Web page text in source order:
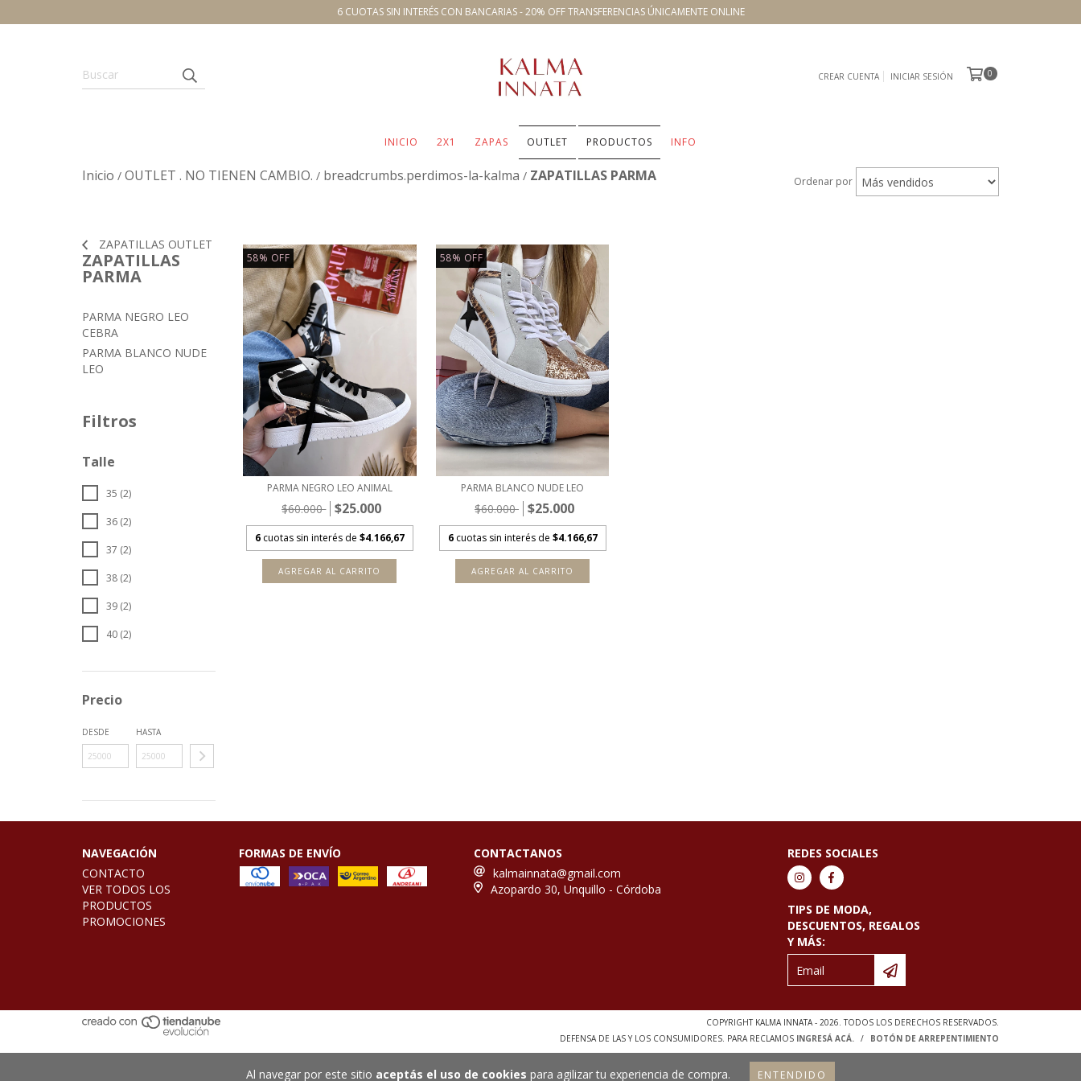
Al navegar por este sitio aceptás el uso de cookies para agilizar tu experiencia de compra. ENTENDIDO
6 CUOTAS SIN INTERÉS CON BANCARIAS - 20% OFF TRANSFERENCIAS ÚNICAMENTE ONLINE
CREAR CUENTA INICIAR SESIÓN 0
INICIO 2X1 ZAPAS OUTLET PRODUCTOS INFO
Inicio / OUTLET . NO TIENEN CAMBIO. / breadcrumbs.perdimos-la-kalma / ZAPATILLAS PARMA Ordenar por
ZAPATILLAS OUTLET
ZAPATILLAS
PARMA
PARMA NEGRO LEO
CEBRA
PARMA BLANCO NUDE
LEO
Filtros
Talle
35 (2)
36 (2)
37 (2)
38 (2)
39 (2)
40 (2)
Precio
DESDE HASTA
58% OFF
PARMA NEGRO LEO ANIMAL
$60.000 $25.000
6 cuotas sin interés de $4.166,67
AGREGAR AL CARRITO
58% OFF
PARMA BLANCO NUDE LEO
$60.000 $25.000
6 cuotas sin interés de $4.166,67
AGREGAR AL CARRITO
NAVEGACIÓN
CONTACTO
VER TODOS LOS
PRODUCTOS
PROMOCIONES
FORMAS DE ENVÍO
CONTACTANOS
kalmainnata@gmail.com
Azopardo 30, Unquillo - Córdoba
REDES SOCIALES
TIPS DE MODA,
DESCUENTOS, REGALOS
Y MÁS:
COPYRIGHT KALMA INNATA - 2026. TODOS LOS DERECHOS RESERVADOS.
DEFENSA DE LAS Y LOS CONSUMIDORES. PARA RECLAMOS INGRESÁ ACÁ. / BOTÓN DE ARREPENTIMIENTO